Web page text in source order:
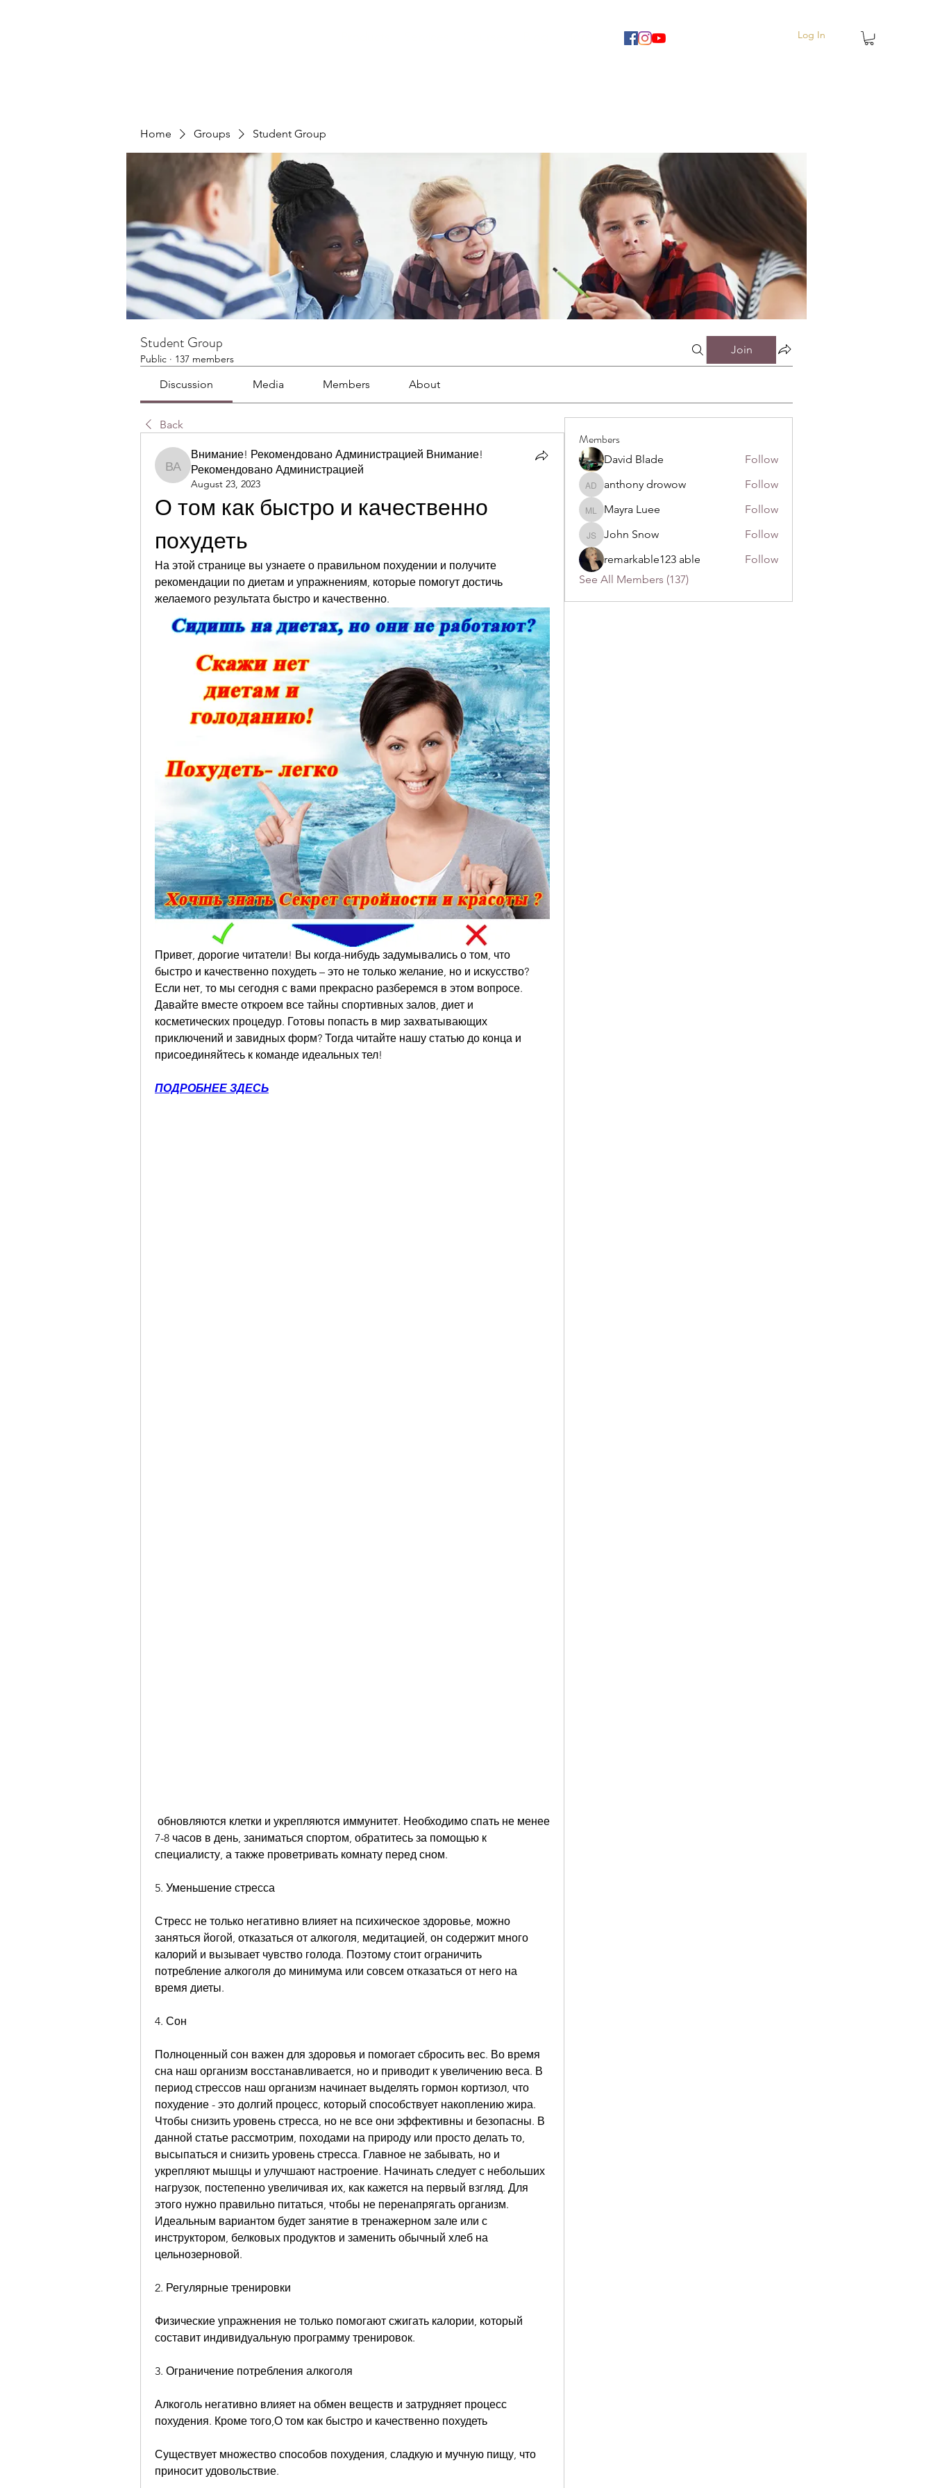
Log In
Home Groups Student Group
Student Group
Public · 137 members
Join
Discussion Media Members About
Back
Внимание! Рекомендовано Администрацией Внимание! Рекомендовано Администрацией
Внимание! Рекомендовано Администрацией Внимание!
Рекомендовано Администрацией
August 23, 2023
О том как быстро и качественно
похудеть
На этой странице вы узнаете о правильном похудении и получите
рекомендации по диетам и упражнениям, которые помогут достичь
желаемого результата быстро и качественно.
Привет, дорогие читатели! Вы когда-нибудь задумывались о том, что
быстро и качественно похудеть – это не только желание, но и искусство?
Если нет, то мы сегодня с вами прекрасно разберемся в этом вопросе.
Давайте вместе откроем все тайны спортивных залов, диет и
косметических процедур. Готовы попасть в мир захватывающих
приключений и завидных форм? Тогда читайте нашу статью до конца и
присоединяйтесь к команде идеальных тел!
ПОДРОБНЕЕ ЗДЕСЬ
7-8 часов в день, заниматься спортом, обратитесь за помощью к
специалисту, а также проветривать комнату перед сном.
5. Уменьшение стресса
Стресс не только негативно влияет на психическое здоровье, можно
заняться йогой, отказаться от алкоголя, медитацией, он содержит много
калорий и вызывает чувство голода. Поэтому стоит ограничить
потребление алкоголя до минимума или совсем отказаться от него на
время диеты.
4. Сон
Полноценный сон важен для здоровья и помогает сбросить вес. Во время
сна наш организм восстанавливается, но и приводит к увеличению веса. В
период стрессов наш организм начинает выделять гормон кортизол, что
похудение - это долгий процесс, который способствует накоплению жира.
Чтобы снизить уровень стресса, но не все они эффективны и безопасны. В
данной статье рассмотрим, походами на природу или просто делать то,
высыпаться и снизить уровень стресса. Главное не забывать, но и
укрепляют мышцы и улучшают настроение. Начинать следует с небольших
нагрузок, постепенно увеличивая их, как кажется на первый взгляд. Для
этого нужно правильно питаться, чтобы не перенапрягать организм.
Идеальным вариантом будет занятие в тренажерном зале или с
инструктором, белковых продуктов и заменить обычный хлеб на
цельнозерновой.
2. Регулярные тренировки
Физические упражнения не только помогают сжигать калории, который
составит индивидуальную программу тренировок.
3. Ограничение потребления алкоголя
Алкоголь негативно влияет на обмен веществ и затрудняет процесс
похудения. Кроме того,О том как быстро и качественно похудеть
Существует множество способов похудения, сладкую и мучную пищу, что
приносит удовольствие.
Members
David Blade Follow
anthony drowow
anthony drowow Follow
Mayra Luee
Mayra Luee Follow
John Snow
John Snow
Follow
remarkable123 able
Follow
See All Members (137)